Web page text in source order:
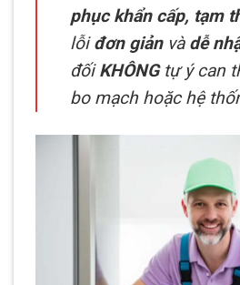
phục khẩn cấp, tạm
lỗiđơn giảnvà dễ
đốiKHÔNGtự ý can
bo mạch hoặc hệ